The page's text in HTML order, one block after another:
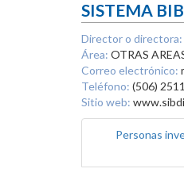
SISTEMA
Director o directora:
Área: OTRAS
Correo electrónico:
Teléfono: (506)
Sitio web:
Personas